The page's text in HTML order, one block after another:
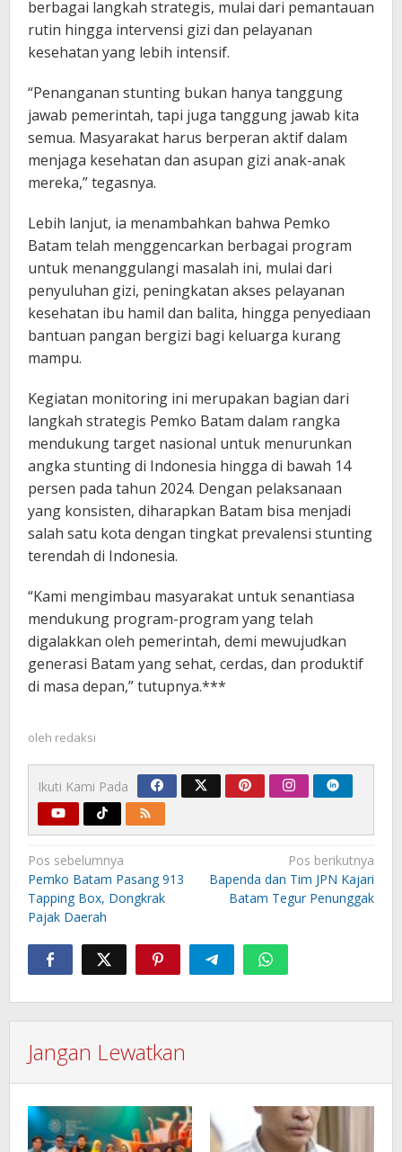
berbagai langkah strategis, mulai dari pemantauan
rutin hingga intervensi gizi dan pelayanan
kesehatan yang lebih intensif.
“Penanganan stunting bukan hanya tanggung
jawab pemerintah, tapi juga tanggung jawab kita
semua. Masyarakat harus berperan aktif dalam
menjaga kesehatan dan asupan gizi anak-anak
mereka,” tegasnya.
Lebih lanjut, ia menambahkan bahwa Pemko
Batam telah menggencarkan berbagai program
untuk menanggulangi masalah ini, mulai dari
penyuluhan gizi, peningkatan akses pelayanan
kesehatan ibu hamil dan balita, hingga penyediaan
bantuan pangan bergizi bagi keluarga kurang
mampu.
Kegiatan monitoring ini merupakan bagian dari
langkah strategis Pemko Batam dalam rangka
mendukung target nasional untuk menurunkan
angka stunting di Indonesia hingga di bawah 14
persen pada tahun 2024. Dengan pelaksanaan
yang konsisten, diharapkan Batam bisa menjadi
salah satu kota dengan tingkat prevalensi stunting
terendah di Indonesia.
“Kami mengimbau masyarakat untuk senantiasa
mendukung program-program yang telah
digalakkan oleh pemerintah, demi mewujudkan
generasi Batam yang sehat, cerdas, dan produktif
di masa depan,” tutupnya.***
oleh redaksi
Ikuti Kami Pada
Navigasi
pos
Pos sebelumnya
Pemko Batam Pasang 913
Tapping Box, Dongkrak
Pajak Daerah
Pos berikutnya
Bapenda dan Tim JPN Kajari
Batam Tegur Penunggak
Jangan Lewatkan